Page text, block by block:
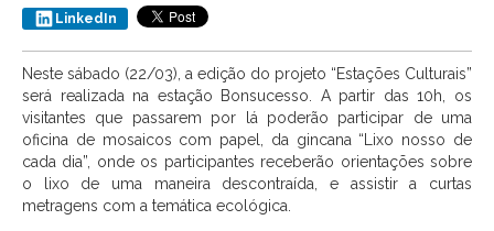
LinkedIn
Neste sábado (22/03), a edição do projeto “Estações Culturais”
será realizada na estação Bonsucesso. A partir das 10h, os
visitantes que passarem por lá poderão participar de uma
oficina de mosaicos com papel, da gincana “Lixo nosso de
cada dia”, onde os participantes receberão orientações sobre
o lixo de uma maneira descontraída, e assistir a curtas
metragens com a temática ecológica.